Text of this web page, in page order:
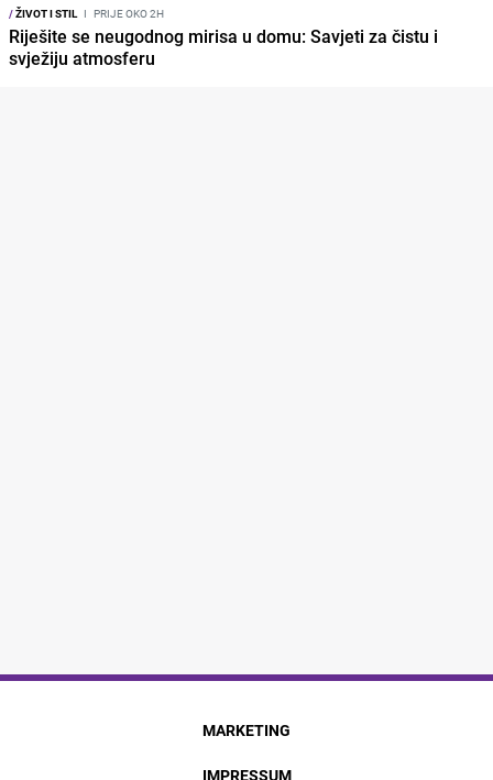
/ŽIVOT I STIL I PRIJE OKO 2H
Riješite se neugodnog mirisa u domu: Savjeti za čistu i
svježiju atmosferu
MARKETING
IMPRESSUM